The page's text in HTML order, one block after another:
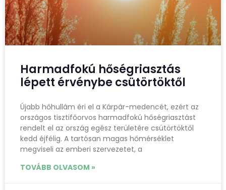
Harmadfokú hőségriasztás
lépett érvénybe csütörtöktől
Újabb hőhullám éri el a Kárpár-medencét, ezért az
országos tisztifőorvos harmadfokú hőségriasztást
rendelt el az ország egész területére csütörtöktől
kedd éjfélig. A tartósan magas hőmérséklet
megviseli az emberi szervezetet, a
TOVÁBB OLVASOM »